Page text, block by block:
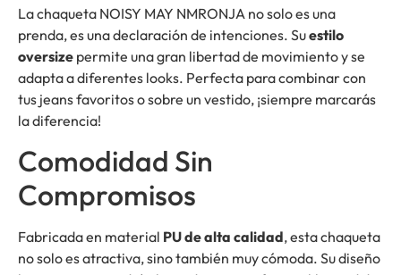
La chaqueta NOISY MAY NMRONJA no solo es una
prenda, es una declaración de intenciones. Suestilo
oversize permite una gran libertad de movimiento y se
adapta a diferentes looks. Perfecta para combinar con
tus jeans favoritos o sobre un vestido, ¡siempre marcarás
la diferencia!
Comodidad Sin
Compromisos
Fabricada en material PU de alta calidad, esta chaqueta
no solo es atractiva, sino también muy cómoda. Su diseño